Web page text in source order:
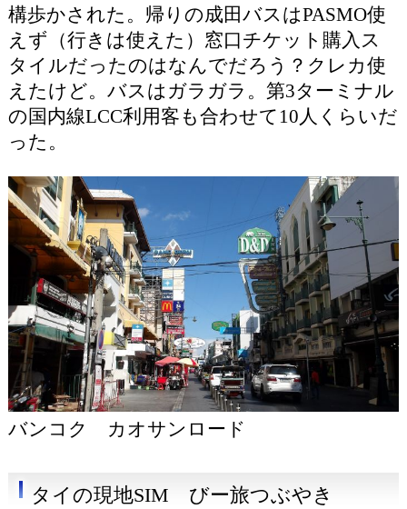
構歩かされた。帰りの成田バスはPASMO使
えず（行きは使えた）窓口チケット購入ス
タイルだったのはなんでだろう？クレカ使
えたけど。バスはガラガラ。第3ターミナル
の国内線LCC利用客も合わせて10人くらいだ
った。
バンコク カオサンロード
タイの現地SIM びー旅つぶやき